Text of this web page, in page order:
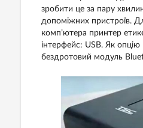
зробити це за пару
допоміжних пристроїв.
комп’ютера принтер
інтерфейс: USB. Як
бездротовий модуль